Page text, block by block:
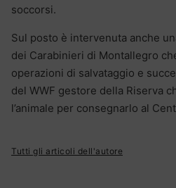
soccorsi.
Sul posto è intervenuta anche
dei Carabinieri di Montallegro
operazioni di salvataggio e
del WWF gestore della Riserva
l’animale per consegnarlo al
Tutti gli articoli dell'autore